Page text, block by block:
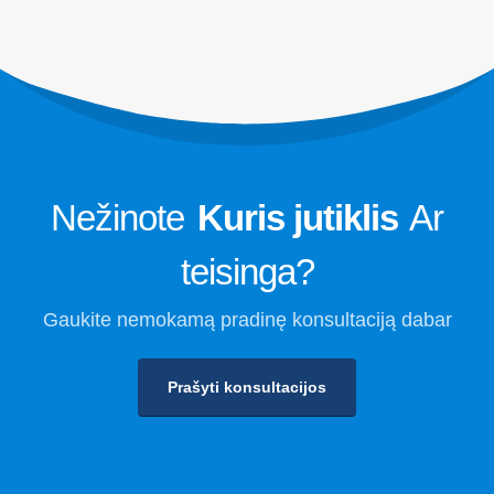
Nežinote Kuris jutiklis Ar
teisinga?
Gaukite nemokamą pradinę konsultaciją dabar
Prašyti konsultacijos
Pramoninis šaldymo dujų stebėjimas
Žiūrėti daugiau
Winsenas. © 2026. Visos teisės saugomos